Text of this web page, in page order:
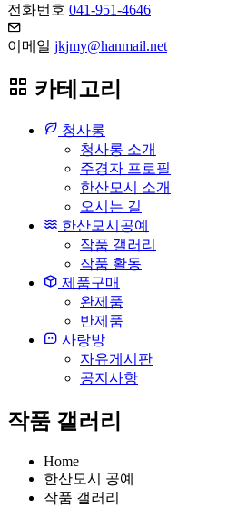
전화번호 041-951-4646
이메일 jkjmy@hanmail.net
카테고리
청사롱
청사롱 소개
주경자 프로필
한산모시 소개
오시는 길
한산모시공예
작품 갤러리
작품 활동
제품구매
완제품
반제품
사랑방
자유게시판
공지사항
작품 갤러리
Home
한산모시 공예
작품 갤러리